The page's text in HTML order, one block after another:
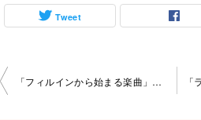
Tweet
投
「フィルインから始まる楽曲」池袋教室2023-01-30-no0014-1041